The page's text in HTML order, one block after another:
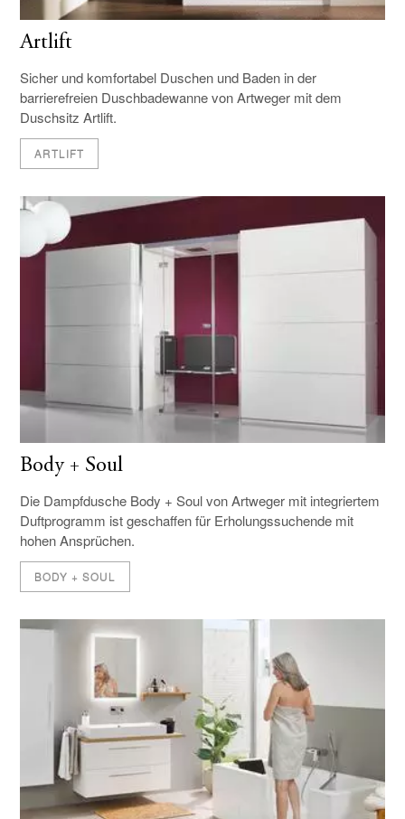
Artlift
Sicher und komfortabel Duschen und Baden in der
barrierefreien Duschbadewanne von Artweger mit dem
Duschsitz Artlift.
ARTLIFT
Body + Soul
Die Dampfdusche Body + Soul von Artweger mit integriertem
Duftprogramm ist geschaffen für Erholungssuchende mit
hohen Ansprüchen.
BODY + SOUL